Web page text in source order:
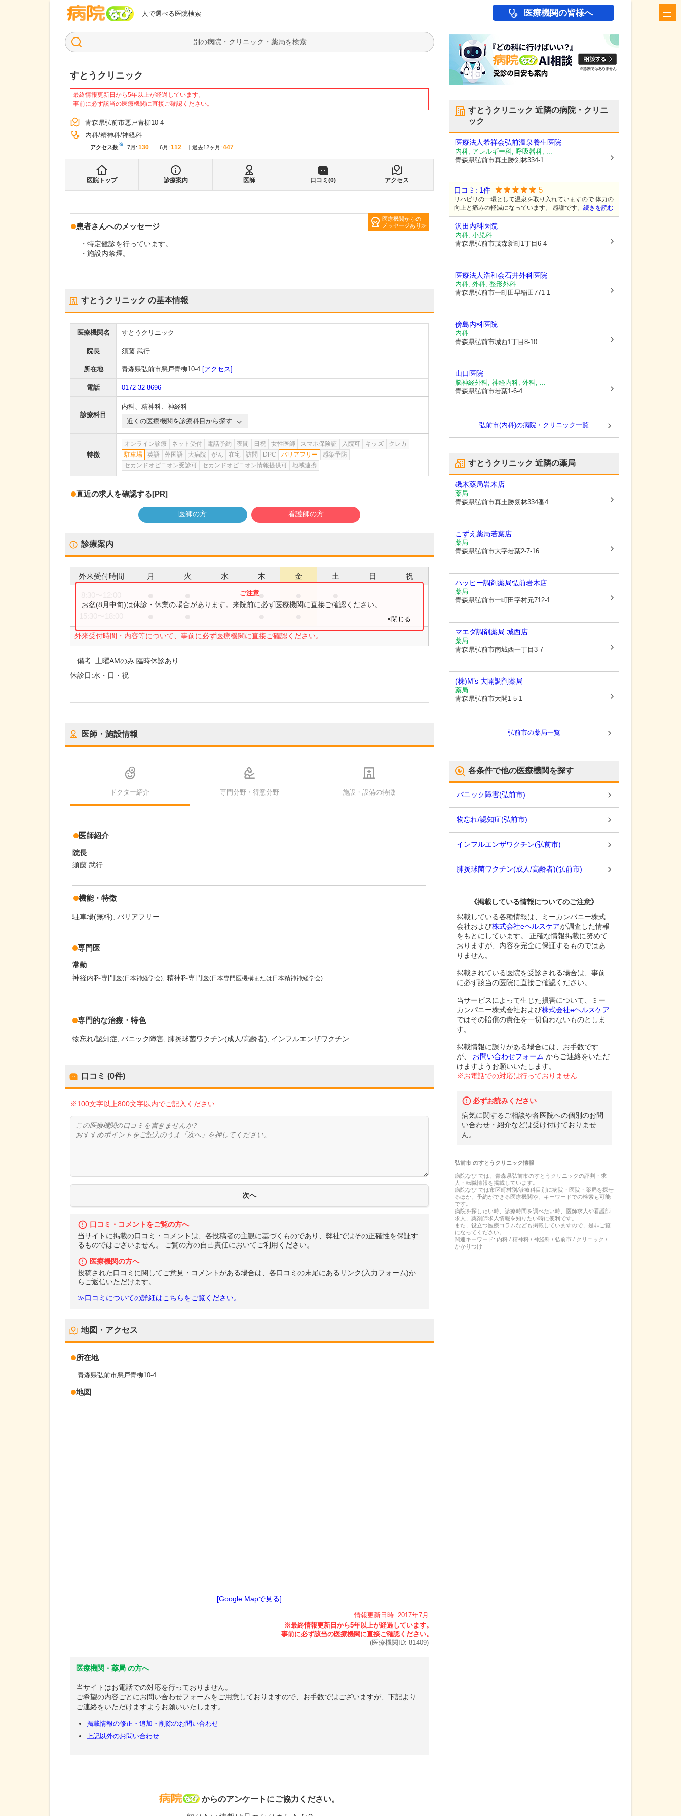
人で選べる医院検索
病院なび 医療機関の皆様へ
検索
すとうクリニック
最終情報更新日から5年以上が経過しています。
事前に必ず該当の医療機関に直接ご確認ください。
青森県弘前市悪戸青柳10-4
内科 精神科 神経科
アクセス数※ 7月 : 130 6月 : 112 過去12ヶ月: 447
医院トップ 診療案内 医師 口コミ(0) アクセス
医療機関からの
メッセージあり
患者さんへのメッセージ
・特定健診を行っています。
・施設内禁煙。
すとうクリニック の基本情報
医療機関名 すとうクリニック
院長 須藤 武行
所在地 青森県弘前市悪戸青柳10-4 [アクセス]
電話 0172-32-8696
診療科目
内科、 精神科、 神経科
近くの医療機関を診療科目から探す
特徴
オンライン診療 ネット受付 電話予約 夜間 日祝 女性医師 スマホ保険証 入院可 キッズ
クレカ
駐車場
英語 外国語 大病院 がん 在宅 訪問 DPC バリアフリー
感染予防
セカンドオピニオン受診可
セカンドオピニオン情報提供可 地域連携
直近の求人を確認する[PR]
医師の方 看護師の方
診療案内
外来受付時間 月 火 水 木 金 土 日 祝
●
外来受付時間・内容等について、事前に必ず医療機関に直接ご確認ください。
お盆(8月中旬)は休診・休業の場合があります。来院前に必ず医療機関に直接ご確認ください。
×閉じる
備考: 土曜AMのみ 臨時休診あり
休診日:水・日・祝
医師・施設情報
ドクター紹介 専門分野・得意分野 施設・設備の特徴
医師紹介
院長
須藤 武行
機能・特徴
駐車場(無料) バリアフリー
専門医
常勤
神経内科専門医(日本神経学会) 精神科専門医(日本専門医機構または日本精神神経学会)
専門的な治療・特色
物忘れ/認知症 パニック障害 肺炎球菌ワクチン(成人/高齢者) インフルエンザワクチン
口コミ (0件)
※100文字以上800文字以内でご記入ください
口コミ・コメントをご覧の方へ
当サイトに掲載の口コミ・コメントは、各投稿者の主観に基づくものであり、弊社ではその正確性を保証す
るものではございません。 ご覧の方の自己責任においてご利用ください。
医療機関の方へ
投稿された口コミに関してご意見・コメントがある場合は、各口コミの末尾にあるリンク(入力フォーム)か
らご返信いただけます。
≫口コミについての詳細はこちらをご覧ください。
地図・アクセス
所在地
青森県弘前市悪戸青柳10-4
地図
[Google Mapで見る]
情報更新日時: 2017年7月
(医療機関ID: 81409)
医療機関・薬局 の方へ
当サイトはお電話での対応を行っておりません。
ご希望の内容ごとにお問い合わせフォームをご用意しておりますので、お手数ではございますが、下記より
ご連絡をいただけますようお願いいたします。
掲載情報の修正・追加・削除のお問い合わせ
上記以外のお問い合わせ
病院なび
からのアンケートにご協力ください。
すとうクリニック 近隣の病院・クリニ
ック
医療法人希祥会弘前温泉養生医院
内科, アレルギー科, 呼吸器科, ...
青森県弘前市真土勝剣林334-1
口コミ: 1件 5
リハビリの一環として温泉を取り入れていますので 体力の
向上と痛みの軽減になっています。 感謝です。 続きを読む
沢田内科医院
内科, 小児科
青森県弘前市茂森新町1丁目6-4
医療法人浩和会石井外科医院
内科, 外科, 整形外科
青森県弘前市一町田早稲田771-1
傍島内科医院
内科
青森県弘前市城西1丁目8-10
山口医院
脳神経外科, 神経内科, 外科, ...
青森県弘前市若葉1-6-4
弘前市(内科)の病院・クリニック一覧
すとうクリニック 近隣の薬局
磯木薬局岩木店
薬局
青森県弘前市真土勝剱林334番4
こずえ薬局若葉店
薬局
青森県弘前市大字若葉2-7-16
ハッピー調剤薬局弘前岩木店
薬局
青森県弘前市一町田字村元712-1
マエダ調剤薬局 城西店
薬局
青森県弘前市南城西一丁目3-7
(株)M’s 大開調剤薬局
薬局
青森県弘前市大開1-5-1
弘前市の薬局一覧
各条件で他の医療機関を探す
パニック障害(弘前市)
物忘れ/認知症(弘前市)
インフルエンザワクチン(弘前市)
肺炎球菌ワクチン(成人/高齢者)(弘前市)
《掲載している情報についてのご注意》
掲載している各種情報は、ミーカンパニー株式
会社および株式会社eヘルスケアが調査した情報
をもとにしています。 正確な情報掲載に努めて
おりますが、内容を完全に保証するものではあ
りません。
掲載されている医院を受診される場合は、事前
に必ず該当の医院に直接ご確認ください。
当サービスによって生じた損害について、ミー
カンパニー株式会社および株式会社eヘルスケア
ではその賠償の責任を一切負わないものとしま
す。
掲載情報に誤りがある場合には、お手数です
が、
お問い合わせフォーム からご連絡をいただ
けますようお願いいたします。
※お電話での対応は行っておりません
必ずお読みください
病気に関するご相談や各医院への個別のお問
い合わせ・紹介などは受け付けておりませ
ん。
弘前市のすとうクリニック情報
病院なび では、 青森県弘前市のすとうクリニックの評判・求
人・転職情報を掲載しています。
病院なび では市区町村別/診療科目別に病院・医院・薬局を探せ
るほか、予約ができる医療機関や、キーワードでの検索も可能
です。
病院を探したい時、診療時間を調べたい時、医師求人や看護師
求人、薬剤師求人情報を知りたい時に便利です。
また、役立つ医療コラムなども掲載していますので、是非ご覧
になってください。
関連キーワード: 内科 / 精神科 / 神経科 / 弘前市 / クリニック /
かかりつけ